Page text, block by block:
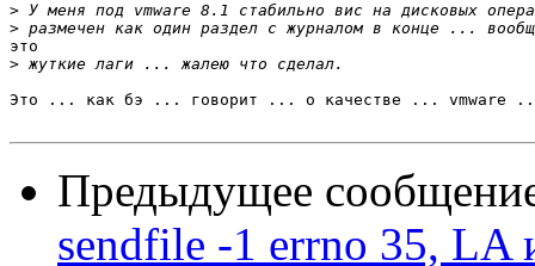
>
>
это
>
Это ... как бэ ... говорит ... о качестве ... vmware
Предыдущее
sendfile -1 errno 35, LA